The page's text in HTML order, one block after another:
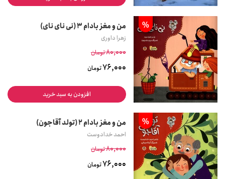
% من و مغز بادام 3 (نی نای نای)
زهرا داوری
80,000تومان
76,000تومان
افزودن به سبد خرید
% من و مغز بادام 2 (تولد آقاجون)
احمد خدادوست
80,000تومان
76,000تومان